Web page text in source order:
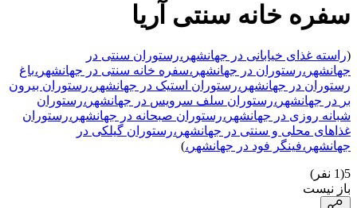
سفره خانه سنتی آریا
(راسته غذای خیابانی در جهانشهر ،رستوران سنتی در
جهانشهر ،رستوران در جهانشهر ،سفره خانه سنتی در جهانشهر ،باغ
رستوران در جهانشهر ،رستوران استیک در جهانشهر ،رستوران بیرون
بر در جهانشهر ،رستوران سلف سرویس در جهانشهر ،رستوران
شبانه روزی در جهانشهر ،رستوران صبحانه در جهانشهر ،رستوران
غذاهای محلی و سنتی در جهانشهر ،رستوران گیلکی در
جهانشهر ،فینگر فود در جهانشهر ،)
5
(
1 نفر)
باز نیست